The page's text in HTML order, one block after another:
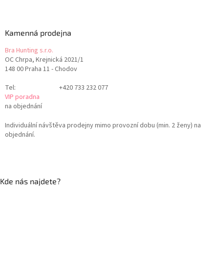
Kamenná prodejna
Bra Hunting s.r.o.
OC Chrpa, Krejnická 2021/1
148 00 Praha 11 - Chodov
Tel:
+420 733 232 077
VIP poradna
na objednání
Individuální návštěva prodejny mimo provozní dobu (min. 2 ženy) na
objednání.
Kde nás najdete?